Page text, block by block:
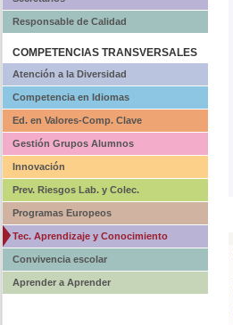
Responsable de Calidad
COMPETENCIAS TRANSVERSALES
Atención a la Diversidad
Competencia en Idiomas
Ed. en Valores-Comp. Clave
Gestión Grupos Alumnos
Innovación
Prev. Riesgos Lab. y Colec.
Programas Europeos
Tec. Aprendizaje y Conocimiento
Convivencia escolar
Aprender a Aprender